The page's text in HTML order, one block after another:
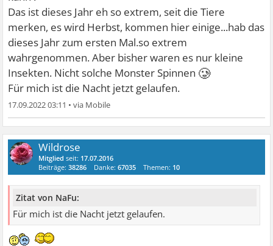
Das ist dieses Jahr eh so extrem, seit die Tiere
merken, es wird Herbst, kommen hier einige...hab das
dieses Jahr zum ersten Mal.so extrem
wahrgenommen. Aber bisher waren es nur kleine
Insekten. Nicht solche Monster Spinnen 🥲
Für mich ist die Nacht jetzt gelaufen.
17.09.2022 03:11 •
Wildrose
Mitglied seit: 17.07.2016
Beiträge:38286 Danke:67035 Themen: 10
Zitat von NaFu:
Für mich ist die Nacht jetzt gelaufen.